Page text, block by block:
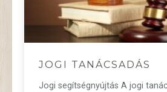
JOGI TANÁCSADÁS
Jogi segítségnyújtás A jogi